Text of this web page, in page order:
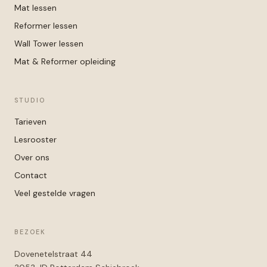
Mat lessen
Reformer lessen
Wall Tower lessen
Mat & Reformer opleiding
STUDIO
Tarieven
Lesrooster
Over ons
Contact
Veel gestelde vragen
BEZOEK
Dovenetelstraat 44